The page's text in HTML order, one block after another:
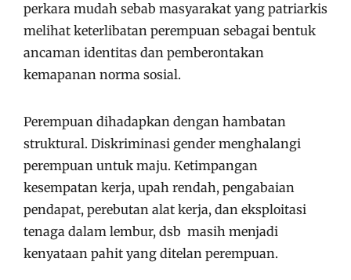
perkara mudah sebab masyarakat yang patriarkis
melihat keterlibatan perempuan sebagai bentuk
ancaman identitas dan pemberontakan
kemapanan norma sosial.
Perempuan dihadapkan dengan hambatan
struktural. Diskriminasi gender menghalangi
perempuan untuk maju. Ketimpangan
kesempatan kerja, upah rendah, pengabaian
pendapat, perebutan alat kerja, dan eksploitasi
tenaga dalam lembur, dsb masih menjadi
kenyataan pahit yang ditelan perempuan.